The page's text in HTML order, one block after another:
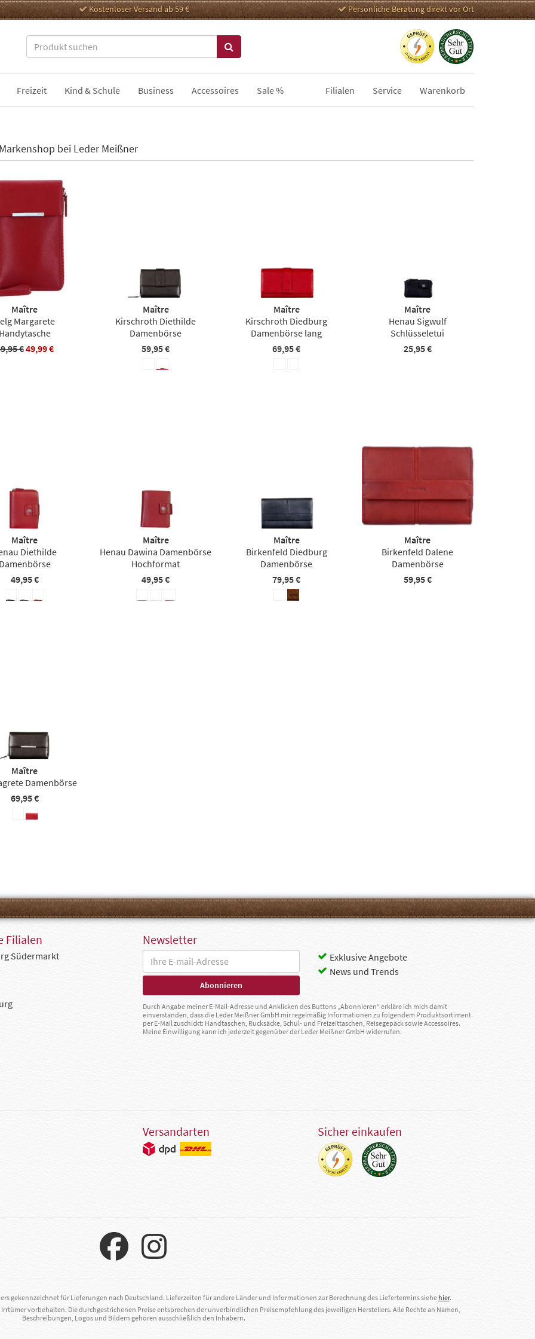
Kostenloser Versand ab 59 € Persönliche Beratung direkt vor Ort
Freizeit Kind & Schule Business Accessoires Sale % Filialen Service Warenkorb
bei Leder Meißner
Maître
Margarete
Handytasche
€49,99 €
Maître
Kirschroth Diethilde
Damenbörse
59,95 €
Maître
Kirschroth Diedburg
Damenbörse lang
69,95 €
Maître
Henau Sigwulf
Schlüsseletui
25,95 €
Maître
Diethilde
Damenbörse
49,95 €
Maître
Henau Dawina Damenbörse
Hochformat
49,95 €
Maître
Birkenfeld Diedburg
Damenbörse
79,95 €
Maître
Birkenfeld Dalene
Damenbörse
59,95 €
Maître
Damenbörse
69,95 €
Filialen
Südermarkt
Newsletter
Exklusive Angebote
News und Trends
Durch Angabe meiner E-Mail-Adresse und Anklicken des Buttons „Abonnieren“ erkläre ich mich damit
einverstanden, dass die Leder Meißner GmbH mir regelmäßig Informationen zu folgendem Produktsortiment
per E-Mail zuschickt: Handtaschen, Rucksäcke, Schul- und Freizeittaschen, Reisegepäck sowie Accessoires.
Meine Einwilligung kann ich jederzeit gegenüber der Leder Meißner GmbH widerrufen.
Versandarten Sicher einkaufen
gekennzeichnet für Lieferungen nach Deutschland. Lieferzeiten für andere Länder und Informationen zur Berechnung des Liefertermins siehe hier.
Irrtümer vorbehalten. Die durchgestrichenen Preise entsprechen der unverbindlichen Preisempfehlung des jeweiligen Herstellers. Alle Rechte an Namen,
Beschreibungen, Logos und Bildern gehören ausschließlich den Inhabern.